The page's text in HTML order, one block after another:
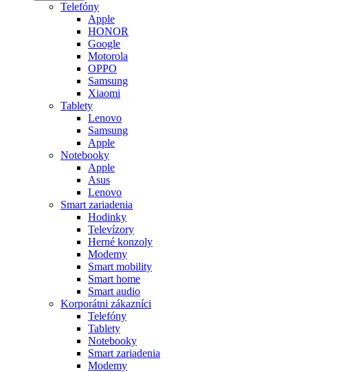
Telefóny
Apple
HONOR
Google
Motorola
OPPO
Samsung
Xiaomi
Tablety
Lenovo
Samsung
Apple
Notebooky
Apple
Asus
Lenovo
Smart zariadenia
Hodinky
Televízory
Herné konzoly
Modemy
Smart mobility
Smart home
Smart audio
Korporátni zákazníci
Telefóny
Tablety
Notebooky
Smart zariadenia
Modemy